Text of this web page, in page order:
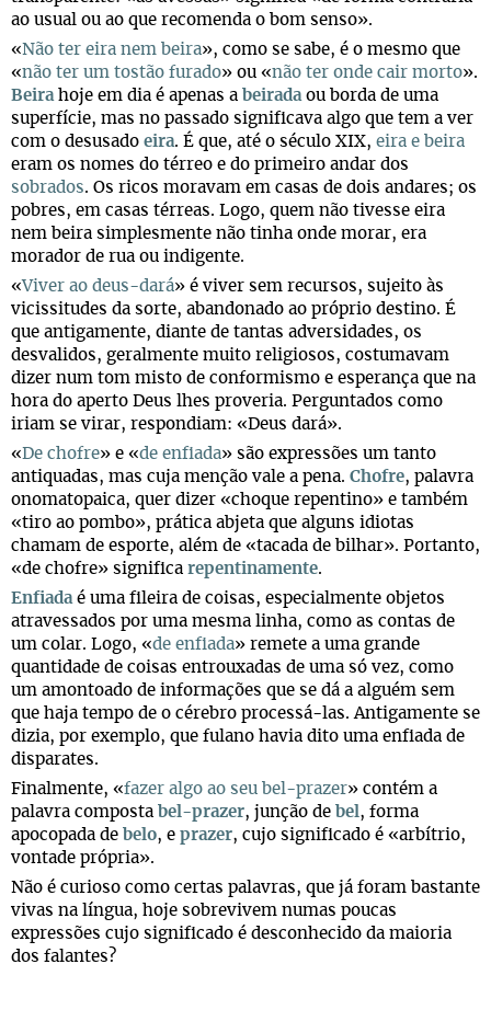
ao usual ou ao que recomenda o bom senso».
«Não ter eira nem beira», como se sabe, é o mesmo que
«não ter um tostão furado» ou «não ter onde cair morto».
Beirahoje em dia é apenas a beiradaou borda de uma
superfície, mas no passado significava algo que tem a ver
com o desusado eira. É que, até o século XIX, eira e beira
eram os nomes do térreo e do primeiro andar dos
sobrados. Os ricos moravam em casas de dois andares; os
pobres, em casas térreas. Logo, quem não tivesse eira
nem beira simplesmente não tinha onde morar, era
morador de rua ou indigente.
«Viver ao deus-dará» é viver sem recursos, sujeito às
vicissitudes da sorte, abandonado ao próprio destino. É
que antigamente, diante de tantas adversidades, os
desvalidos, geralmente muito religiosos, costumavam
dizer num tom misto de conformismo e esperança que na
hora do aperto Deus lhes proveria. Perguntados como
iriam se virar, respondiam: «Deus dará».
«De chofre» e «de enfiada» são expressões um tanto
antiquadas, mas cuja menção vale a pena. Chofre, palavra
onomatopaica, quer dizer «choque repentino» e também
«tiro ao pombo», prática abjeta que alguns idiotas
chamam de esporte, além de «tacada de bilhar». Portanto,
«de chofre» significa repentinamente.
Enfiadaé uma fileira de coisas, especialmente objetos
atravessados por uma mesma linha, como as contas de
um colar. Logo, «de enfiada» remete a uma grande
quantidade de coisas entrouxadas de uma só vez, como
um amontoado de informações que se dá a alguém sem
que haja tempo de o cérebro processá-las. Antigamente se
dizia, por exemplo, que fulano havia dito uma enfiada de
disparates.
Finalmente, «fazer algo ao seu bel-prazer» contém a
palavra composta bel-prazer, junção de bel, forma
apocopada de belo, e prazer, cujo significado é «arbítrio,
vontade própria».
Não é curioso como certas palavras, que já foram bastante
vivas na língua, hoje sobrevivem numas poucas
expressões cujo significado é desconhecido da maioria
dos falantes?